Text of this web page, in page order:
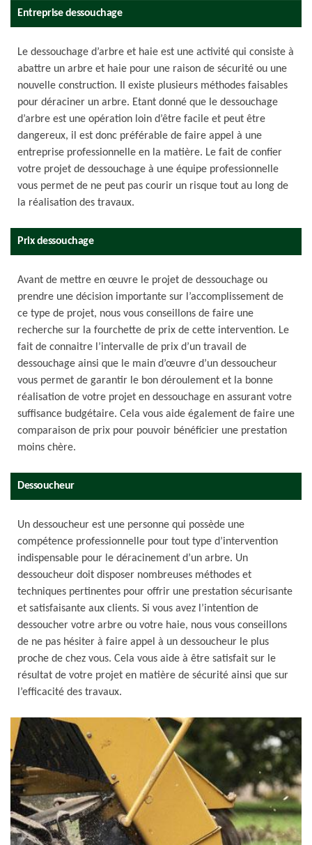
Entreprise dessouchage
Le dessouchage d’arbre et haie est une activité qui consiste à
abattre un arbre et haie pour une raison de sécurité ou une
nouvelle construction. Il existe plusieurs méthodes faisables
pour déraciner un arbre. Etant donné que le dessouchage
d’arbre est une opération loin d’être facile et peut être
dangereux, il est donc préférable de faire appel à une
entreprise professionnelle en la matière. Le fait de confier
votre projet de dessouchage à une équipe professionnelle
vous permet de ne peut pas courir un risque tout au long de
la réalisation des travaux.
Prix dessouchage
Avant de mettre en œuvre le projet de dessouchage ou
prendre une décision importante sur l’accomplissement de
ce type de projet, nous vous conseillons de faire une
recherche sur la fourchette de prix de cette intervention. Le
fait de connaitre l’intervalle de prix d’un travail de
dessouchage ainsi que le main d’œuvre d’un dessoucheur
vous permet de garantir le bon déroulement et la bonne
réalisation de votre projet en dessouchage en assurant votre
suffisance budgétaire. Cela vous aide également de faire une
comparaison de prix pour pouvoir bénéficier une prestation
moins chère.
Dessoucheur
Un dessoucheur est une personne qui possède une
compétence professionnelle pour tout type d’intervention
indispensable pour le déracinement d’un arbre. Un
dessoucheur doit disposer nombreuses méthodes et
techniques pertinentes pour offrir une prestation sécurisante
et satisfaisante aux clients. Si vous avez l’intention de
dessoucher votre arbre ou votre haie, nous vous conseillons
de ne pas hésiter à faire appel à un dessoucheur le plus
proche de chez vous. Cela vous aide à être satisfait sur le
résultat de votre projet en matière de sécurité ainsi que sur
l’efficacité des travaux.